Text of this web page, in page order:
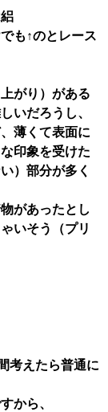
も↑のとレース
がり）がある
いだろうし、
薄くて表面に
印象を受けた
）部分が多く
があったとし
いそう（プリ
考えたら普通に
から、